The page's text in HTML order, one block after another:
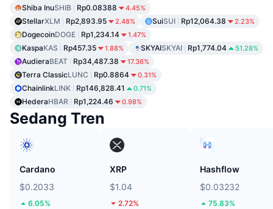
Shiba InuSHIB Rp0.08388 4.45%
StellarXLM Rp2,893.95 2.48% SuiSUI Rp12,064.38 2.23%
DogecoinDOGE Rp1,234.14 1.47%
KaspaKAS Rp457.35 1.88% SKYAISKYAI Rp1,774.04 51.28%
AudieraBEAT Rp34,487.38 17.36%
Terra ClassicLUNC Rp0.8864 0.31%
ChainlinkLINK Rp146,828.41 0.71%
HederaHBAR Rp1,224.46 0.98%
Sedang Tren
Cardano
$0.2033
6.05%
XRP
$1.04
2.72%
Hashflow
$0.03232
75.83%